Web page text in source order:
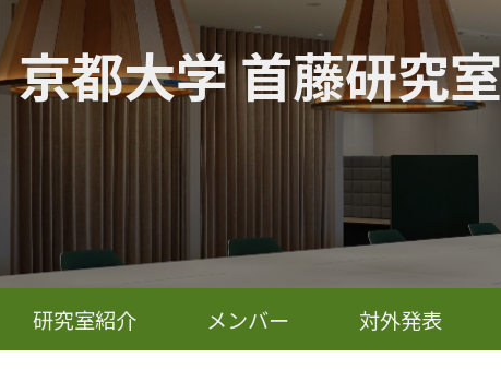
京都大学 首藤研究室
研究室紹介 メンバー 対外発表